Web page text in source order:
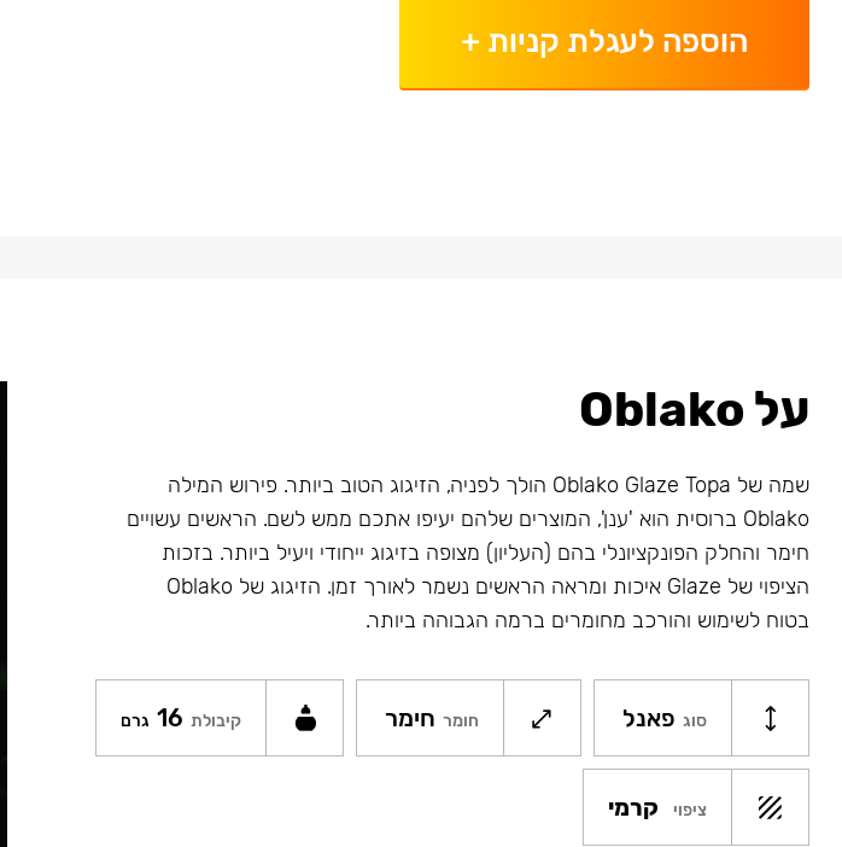
הוספה לעגלת קניות +
על Oblako
שמה של Oblako Glaze Topa הולך לפניה, הזיגוג הטוב ביותר. פירוש המילה
Oblako ברוסית הוא 'ענן', המוצרים שלהם יעיפו אתכם ממש לשם. הראשים עשויים
חימר והחלק הפונקציונלי בהם (העליון) מצופה בזיגוג ייחודי ויעיל ביותר. בזכות
הציפוי של Glaze איכות ומראה הראשים נשמר לאורך זמן. הזיגוג של Oblako
בטוח לשימוש והורכב מחומרים ברמה הגבוהה ביותר.
סוג פאנל חומר חימר קיבולת 16 גרם
ציפוי קרמי